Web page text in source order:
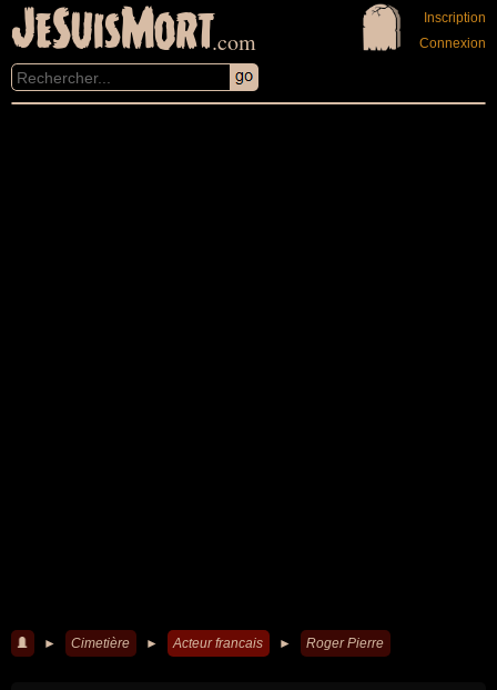
JeSuisMort.com
Inscription
Connexion
► Cimetière ► Acteur francais ► Roger Pierre